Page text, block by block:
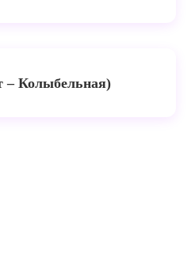
Колыбельная)